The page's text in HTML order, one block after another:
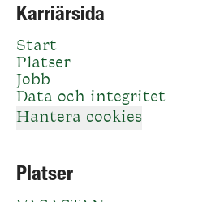
Karriärsida
Start
Platser
Jobb
Data och integritet
Hantera cookies
Platser